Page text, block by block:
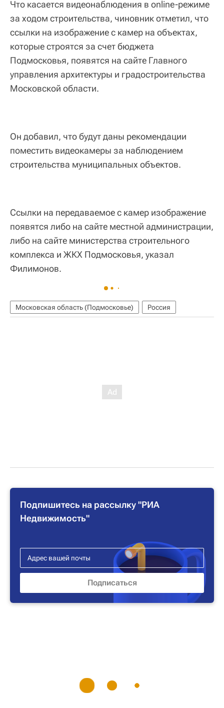
Что касается видеонаблюдения в online-режиме
за ходом строительства, чиновник отметил, что
ссылки на изображение с камер на объектах,
которые строятся за счет бюджета
Подмосковья, появятся на сайте Главного
управления архитектуры и градостроительства
Московской области.
Он добавил, что будут даны рекомендации
поместить видеокамеры за наблюдением
строительства муниципальных объектов.
Ссылки на передаваемое с камер изображение
появятся либо на сайте местной администрации,
либо на сайте министерства строительного
комплекса и ЖКХ Подмосковья, указал
Филимонов.
Московская область (Подмосковье) Россия
Подпишитесь на рассылку "РИА
Недвижимость"